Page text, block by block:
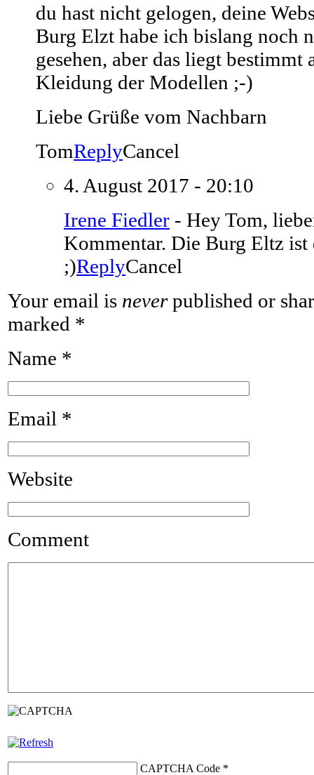
du hast nicht gelogen, deine
Burg Elzt habe ich bislang noch
gesehen, aber das liegt bestimmt
Kleidung der Modellen ;-)
Liebe Grüße vom Nachbarn
TomReplyCancel
4. August 2017 - 20:10
Irene Fiedler - Hey Tom,
Kommentar. Die Burg Eltz
;)ReplyCancel
Your email is neverpublished or
marked *
Name *
Email *
Website
Comment
CAPTCHA Code *